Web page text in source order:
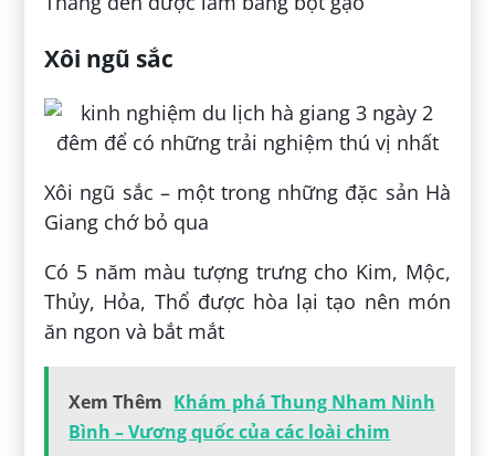
Xôi ngũ sắc
Xôi ngũ sắc – một trong những đặc sản Hà
Giang chớ bỏ qua
Có 5 năm màu tượng trưng cho Kim, Mộc,
Thủy, Hỏa, Thổ được hòa lại tạo nên món
ăn ngon và bắt mắt
Xem Thêm Khám phá Thung Nham Ninh
Bình – Vương quốc của các loài chim